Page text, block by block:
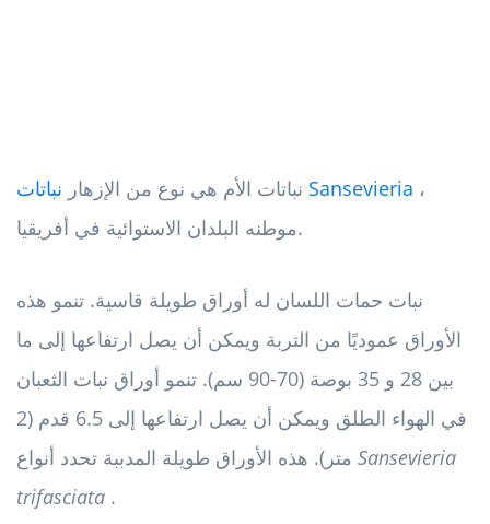
نباتات الأم هي نوع من الإزهار نباتات Sansevieria ،
موطنه البلدان الاستوائية في أفريقيا.
نبات حمات اللسان له أوراق طويلة قاسية. تنمو هذه
الأوراق عموديًا من التربة ويمكن أن يصل ارتفاعها إلى ما
بين 28 و 35 بوصة (70-90 سم). تنمو أوراق نبات الثعبان
في الهواء الطلق ويمكن أن يصل ارتفاعها إلى 6.5 قدم (2
Sansevieria
trifasciata .